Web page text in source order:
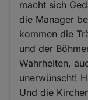
macht sich
die Manager
kommen die
und der
Wahrheiten,
unerwünscht!
Und die